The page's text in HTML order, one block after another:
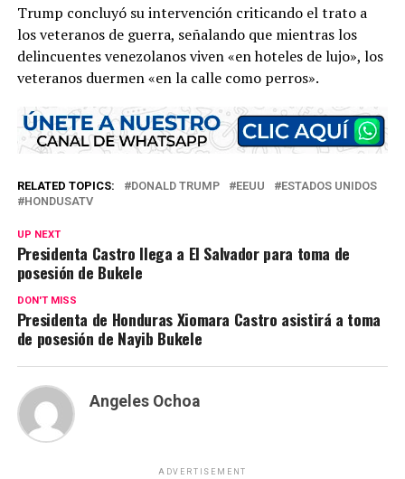
Trump concluyó su intervención criticando el trato a
los veteranos de guerra, señalando que mientras los
delincuentes venezolanos viven «en hoteles de lujo», los
veteranos duermen «en la calle como perros».
RELATED TOPICS: DONALD TRUMP EEUU
ESTADOS UNIDOS
HONDUSATV
UP NEXT
Presidenta Castro llega a El Salvador para toma de
posesión de Bukele
DON'T MISS
Presidenta de Honduras Xiomara Castro asistirá a toma
de posesión de Nayib Bukele
Angeles Ochoa
ADVERTISEMENT